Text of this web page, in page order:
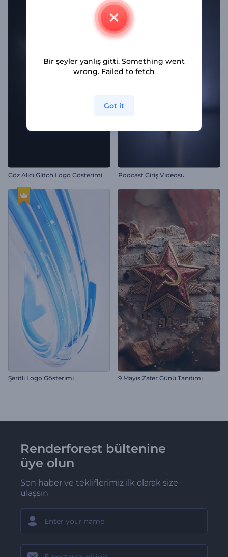
Göz Alıcı Glitch Logo Gösterimi Podcast Giriş Videosu
Şeritli Logo Gösterimi 9 Mayıs Zafer Günü Tanıtımı
Renderforest bültenine
üye olun
Son haber ve tekliflerimiz ilk olarak size
ulaşsın
Bir şeyler yanlış gitti. Something went
wrong. Failed to fetch
Got it